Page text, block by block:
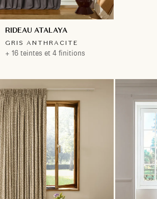
RIDEAU ATALAYA
GRIS ANTHRACITE
+ 16 teintes et 4 finitions